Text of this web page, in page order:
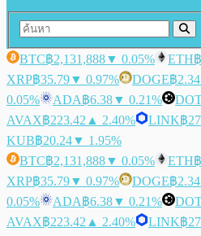
BTC฿2,131,888▼ 0.05% ETH
XRP฿35.79▼ 0.97% DOGE฿2.34
0.05%
ADA฿6.38▼ 0.21%
AVAX฿223.42 ▲ 2.40% LINK฿
KUB฿20.24▼ 1.95%
BTC฿2,131,888▼ 0.05% ETH
XRP฿35.79▼ 0.97% DOGE฿2.34
0.05%
ADA฿6.38▼ 0.21%
AVAX฿223.42 ▲ 2.40% LINK฿